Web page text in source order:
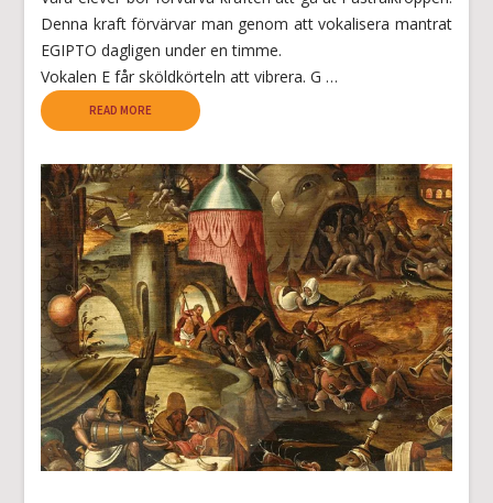
Denna kraft förvärvar man genom att vokalisera mantrat
EGIPTO dagligen under en timme.
Vokalen E får sköldkörteln att vibrera. G …
READ MORE